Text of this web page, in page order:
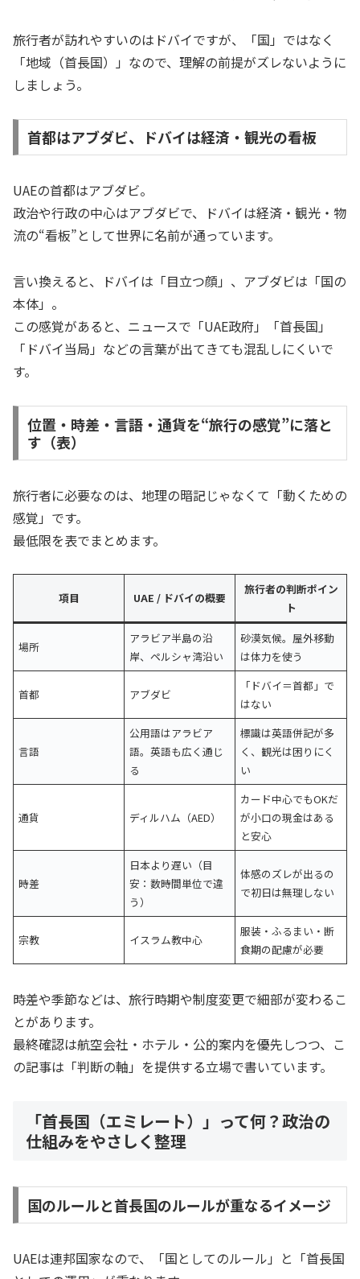
旅行者が訪れやすいのはドバイですが、「国」ではなく
「地域（首長国）」なので、理解の前提がズレないように
しましょう。
首都はアブダビ、ドバイは経済・観光の看板
UAEの首都はアブダビ。
政治や行政の中心はアブダビで、ドバイは経済・観光・物
流の“看板”として世界に名前が通っています。
言い換えると、ドバイは「目立つ顔」、アブダビは「国の
本体」。
この感覚があると、ニュースで「UAE政府」「首長国」
「ドバイ当局」などの言葉が出てきても混乱しにくいで
す。
位置・時差・言語・通貨を“旅行の感覚”に落と
す（表）
旅行者に必要なのは、地理の暗記じゃなくて「動くための
感覚」です。
最低限を表でまとめます。
項目 UAE / ドバイの概要
旅行者の判断ポイン
ト
場所
アラビア半島の沿
岸、ペルシャ湾沿い
砂漠気候。屋外移動
は体力を使う
首都 アブダビ
「ドバイ＝首都」で
はない
言語
公用語はアラビア
語。英語も広く通じ
る
標識は英語併記が多
く、観光は困りにく
い
通貨 ディルハム（AED）
カード中心でもOKだ
が小口の現金はある
と安心
時差
日本より遅い（目
安：数時間単位で違
う）
体感のズレが出るの
で初日は無理しない
宗教 イスラム教中心
服装・ふるまい・断
食期の配慮が必要
時差や季節などは、旅行時期や制度変更で細部が変わるこ
とがあります。
最終確認は航空会社・ホテル・公的案内を優先しつつ、こ
の記事は「判断の軸」を提供する立場で書いています。
「首長国（エミレート）」って何？政治の
仕組みをやさしく整理
国のルールと首長国のルールが重なるイメージ
UAEは連邦国家なので、「国としてのルール」と「首長国